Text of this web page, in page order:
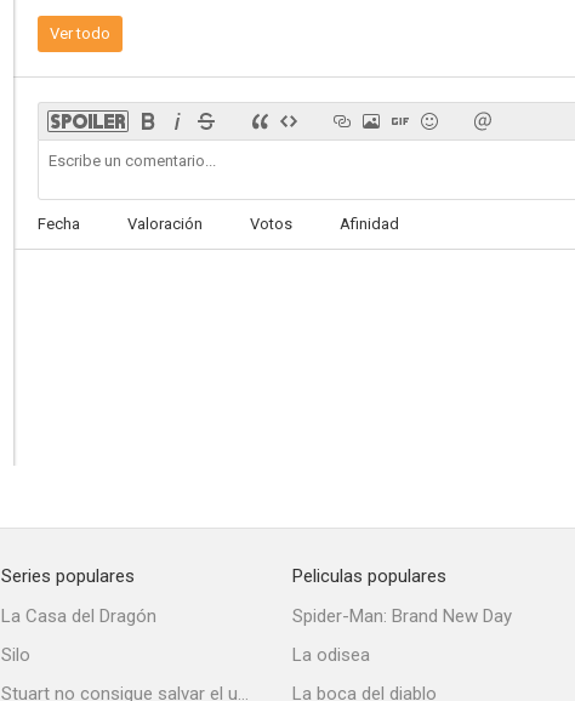
Ver todo
Fecha Valoración Votos Afinidad
Series populares
La Casa del Dragón
Silo
Stuart no consigue salvar el universo
Peliculas populares
Spider-Man: Brand New Day
La odisea
La boca del diablo